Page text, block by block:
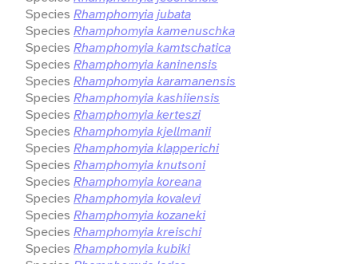
Species Rhamphomyia jubata
Species Rhamphomyia kamenuschka
Species Rhamphomyia kamtschatica
Species Rhamphomyia kaninensis
Species Rhamphomyia karamanensis
Species Rhamphomyia kashiiensis
Species Rhamphomyia kerteszi
Species Rhamphomyia kjellmanii
Species Rhamphomyia klapperichi
Species Rhamphomyia knutsoni
Species Rhamphomyia koreana
Species Rhamphomyia kovalevi
Species Rhamphomyia kozaneki
Species Rhamphomyia kreischi
Species Rhamphomyia kubiki